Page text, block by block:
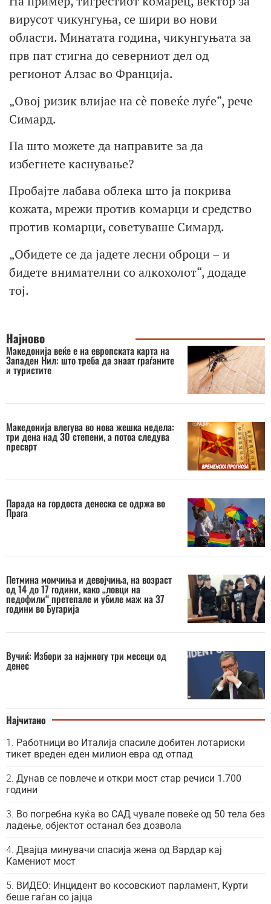
вирусот чикунгуња, се шири во нови
области. Минатата година, чикунгуњата за
прв пат стигна до северниот дел од
регионот Алзас во Франција.
„Овој ризик влијае на сè повеќе луѓе“, рече
Симард.
Па што можете да направите за да
избегнете каснување?
Пробајте лабава облека што ја покрива
кожата, мрежи против комарци и средство
против комарци, советуваше Симард.
„Обидете се да јадете лесни оброци – и
бидете внимателни со алкохолот“, додаде
тој.
Најново
Македонија веќе е на европската карта на
Западен Нил: што треба да знаат граѓаните
и туристите
Македонија влегува во нова жешка недела:
три дена над 30 степени, а потоа следува
пресврт
Парада на гордоста денеска се одржа во
Прага
Петмина момчиња и девојчиња, на возраст
од 14 до 17 години, како „ловци на
педофили“ претепале и убиле маж на 37
години во Бугарија
Вучиќ: Избори за најмногу три месеци од
денес
Најчитано
Работници во Италија спасиле добитен лотариски
тикет вреден еден милион евра од отпад
Дунав се повлече и откри мост стар речиси 1.700
години
Во погребна куќа во САД чувале повеќе од 50 тела без
ладење, објектот останал без дозвола
Двајца минувачи спасија жена од Вардар кај
Камениот мост
ВИДЕО: Инцидент во косовскиот парламент, Курти
беше гаѓан со јајца